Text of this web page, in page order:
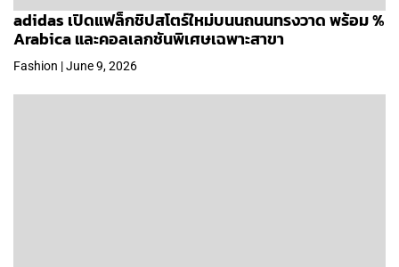
adidas เปิดแฟล็กชิปสโตร์ใหม่บนนถนนทรงวาด พร้อม %
Arabica และคอลเลกชันพิเศษเฉพาะสาขา
Fashion | June 9, 2026